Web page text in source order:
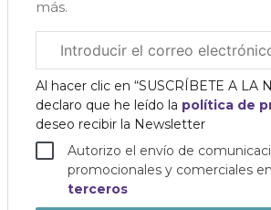
más.
electrónico
corporativo
Al hacer clic en “SUSCRÍBETE A LA
declaro que he leído la política de
deseo recibir la Newsletter
Autorizo el envío de
promocionales y comerciales
terceros